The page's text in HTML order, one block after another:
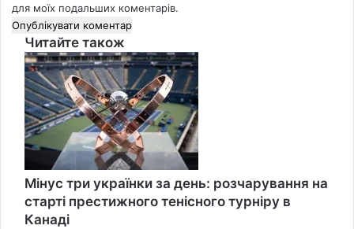
для моїх подальших коментарів.
Читайте також
Close
Мінус три українки за день: розчарування на
старті престижного тенісного турніру в
Канаді